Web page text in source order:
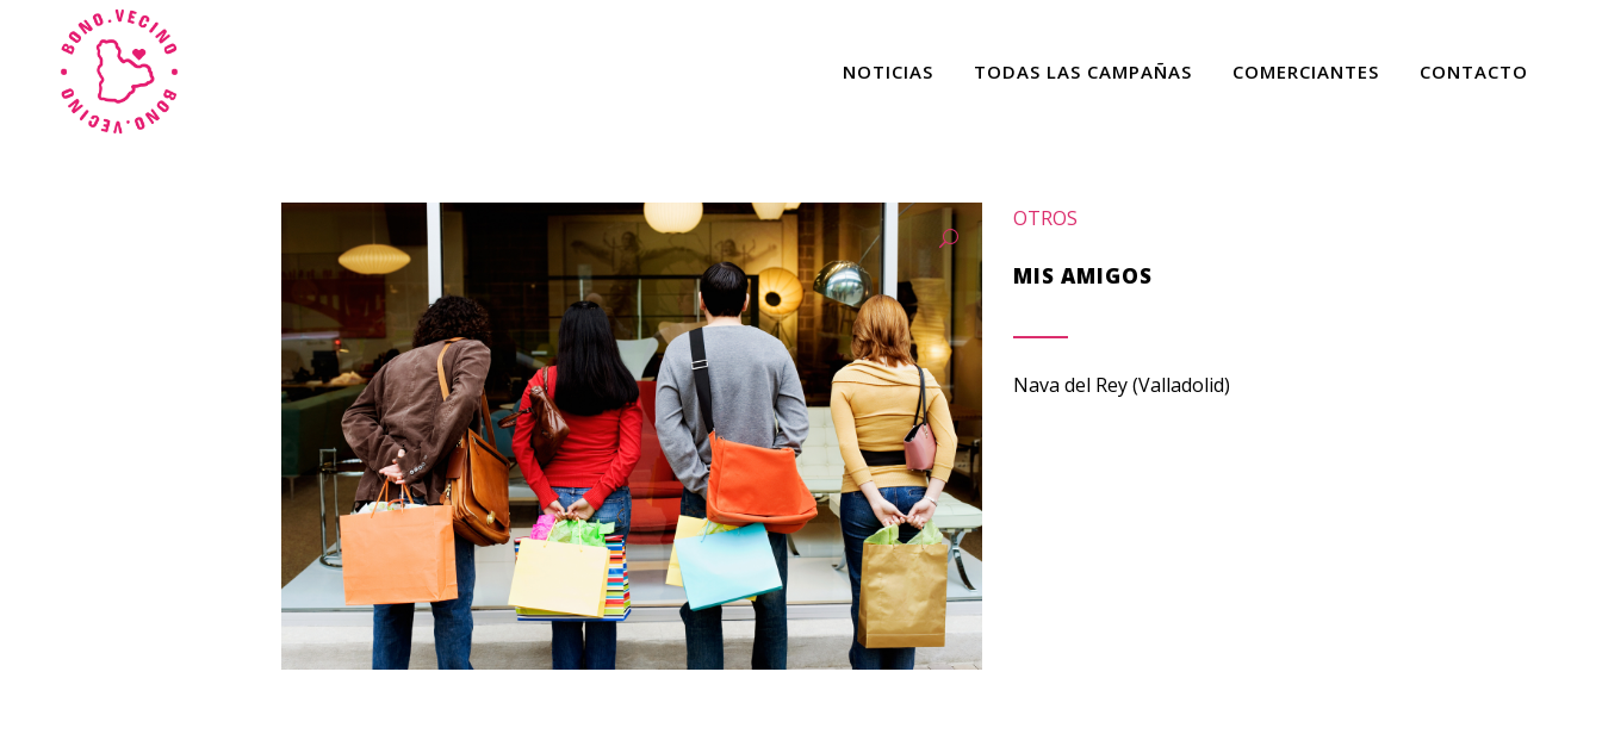
NOTICIAS TODAS LAS CAMPAÑAS COMERCIANTES CONTACTO
OTROS
MIS AMIGOS
Nava del Rey (Valladolid)